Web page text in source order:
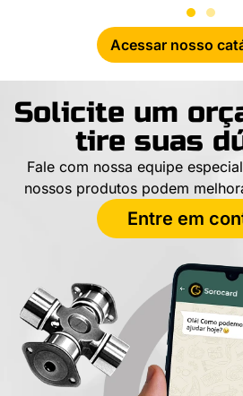
Acessar nosso
Solicite um
tire suas
Fale com nossa equipe
nossos produtos podem
Entre em